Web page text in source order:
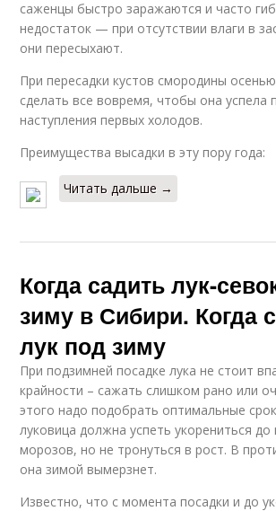
саженцы быстро заражаются и часто
недостаток — при отсутствии влаги в
они пересыхают.
При пересадки кустов смородины
сделать все вовремя, чтобы она успела
наступления первых холодов.
Преимущества высадки в эту пору года:
Читать дальше →
Когда садить лук-
зиму в Сибири. Когда
лук под зиму
При подзимней посадке лука не стоит
крайности – сажать слишком рано или
этого надо подобрать оптимальные
луковица должна успеть укорениться до
морозов, но не тронуться в рост. В
она зимой вымерзнет.
Известно, что с момента посадки и до